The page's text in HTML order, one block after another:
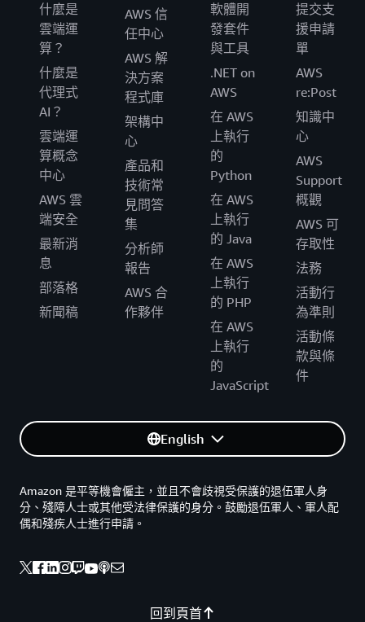
什麼是
雲端運
算？
什麼是
代理式
AI？
雲端運
算概念
中心
AWS 雲
端安全
最新消
息
部落格
新聞稿
AWS 信
任中心
AWS 解
決方案
程式庫
架構中
心
產品和
技術常
見問答
集
分析師
報告
AWS 合
作夥伴
軟體開
發套件
與工具
.NET on
AWS
在 AWS
上執行
的
Python
在 AWS
上執行
的 Java
在 AWS
上執行
的 PHP
在 AWS
上執行
的
JavaScript
提交支
援申請
單
AWS
re:Post
知識中
心
AWS
Support
概觀
AWS 可
存取性
法務
活動行
為準則
活動條
款與條
件
English
回到頁首
Amazon 是平等機會僱主，並且不會歧視受保護的退伍軍人身
分、殘障人士或其他受法律保護的身分。鼓勵退伍軍人、軍人配
偶和殘疾人士進行申請。